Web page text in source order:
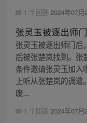
1 个回答 2024年07
张灵玉被逐出师
张灵玉被逐出师门后
后被张楚岚找到。张
条件邀请张灵玉加入
上听从张楚岚的调
废...
1 个回答 2024年07